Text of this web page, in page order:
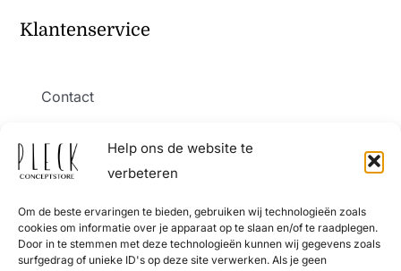
Help ons de website te
verbeteren
Om de beste ervaringen te bieden, gebruiken wij technologieën zoals
cookies om informatie over je apparaat op te slaan en/of te raadplegen.
Door in te stemmen met deze technologieën kunnen wij gegevens zoals
surfgedrag of unieke ID's op deze site verwerken. Als je geen
Klantenservice
Contact
Verzending en levering
Retourneren